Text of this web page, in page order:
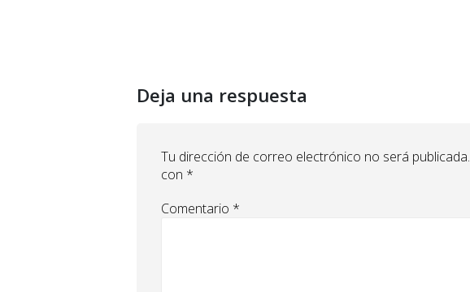
Deja una respuesta
Tu dirección de correo electrónico no será publicada.
con *
Comentario *